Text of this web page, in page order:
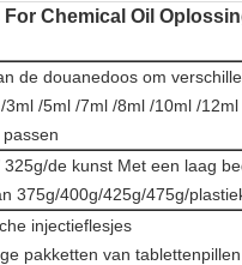
Chemical Oil
de douanedoos om
3ml /5ml /7ml /8ml /10ml /
325g/de kunst Met een laag
375g/400g/425g/475g/
injectieflesjes
pakketten van tablettenpillen